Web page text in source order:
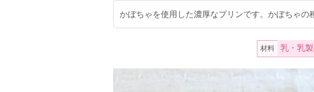
かぼちゃを使用した濃厚なプリンです。かぼちゃの
材料 乳・乳